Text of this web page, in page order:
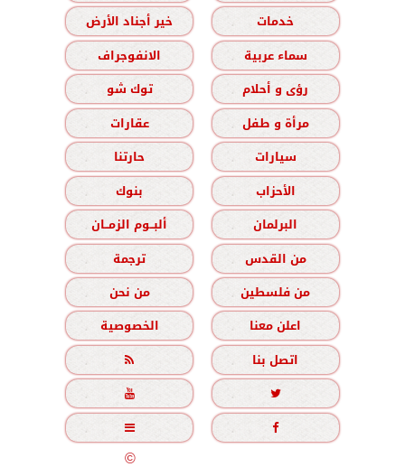
خدمات
خير أجناد الأرض
سماء عربية
الانفوجراف
رؤى و أحلام
توك شو
مرأة و طفل
عقارات
سيارات
حارتنا
الأحزاب
بنوك
البرلمان
ألبــوم الزمــان
من القدس
ترجمة
من فلسطين
من نحن
اعلن معنا
الخصوصية
اتصل بنا





جميع الحقوق محفوظة©